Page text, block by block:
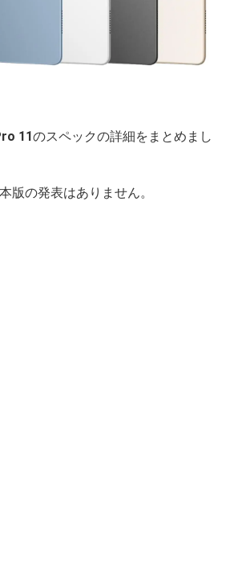
11のスペックの詳細をまとめまし
版の発表はありません。